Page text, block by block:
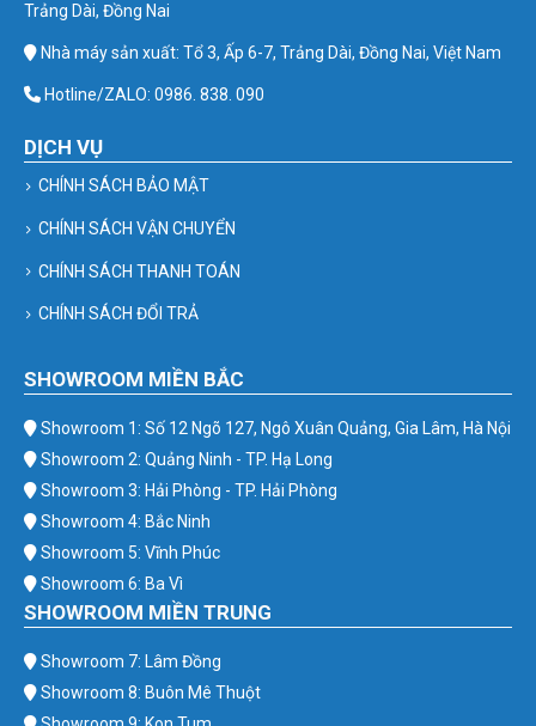
Trảng Dài, Đồng Nai
Nhà máy sản xuất: Tổ 3, Ấp 6-7, Trảng Dài, Đồng Nai, Việt Nam
Hotline/ZALO: 0986. 838. 090
DỊCH VỤ
CHÍNH SÁCH BẢO MẬT
CHÍNH SÁCH VẬN CHUYỂN
CHÍNH SÁCH THANH TOÁN
CHÍNH SÁCH ĐỔI TRẢ
SHOWROOM MIỀN BẮC
Showroom 1: Số 12 Ngõ 127, Ngô Xuân Quảng, Gia Lâm, Hà Nội
Showroom 2: Quảng Ninh - TP. Hạ Long
Showroom 3: Hải Phòng - TP. Hải Phòng
Showroom 4: Bắc Ninh
Showroom 5: Vĩnh Phúc
Showroom 6: Ba Vì
SHOWROOM MIỀN TRUNG
Showroom 7: Lâm Đồng
Showroom 8: Buôn Mê Thuột